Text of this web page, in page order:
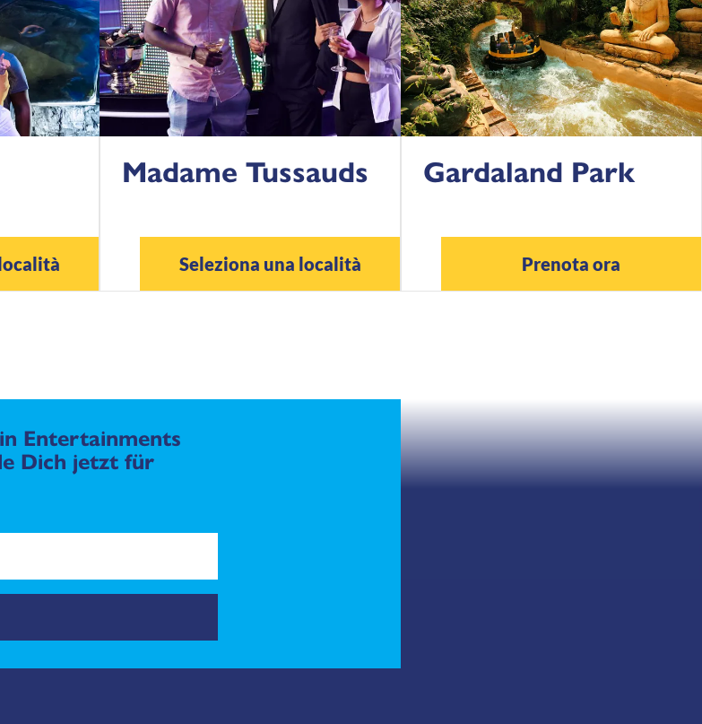
Madame Tussauds
Seleziona una località
Gardaland Park
Prenota ora
Entertainments
Dich jetzt für